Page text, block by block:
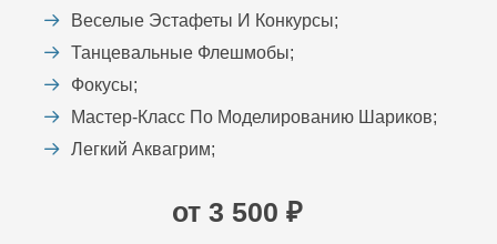
Веселые Эстафеты И Конкурсы;
Танцевальные Флешмобы;
Фокусы;
Мастер-Класс По Моделированию Шариков;
Легкий Аквагрим;
от 3 500 ₽